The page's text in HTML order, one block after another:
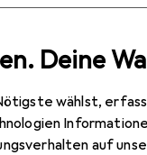
Deine
wählst,
auf
Toner OKI
EUR
216,33
OKI44059106